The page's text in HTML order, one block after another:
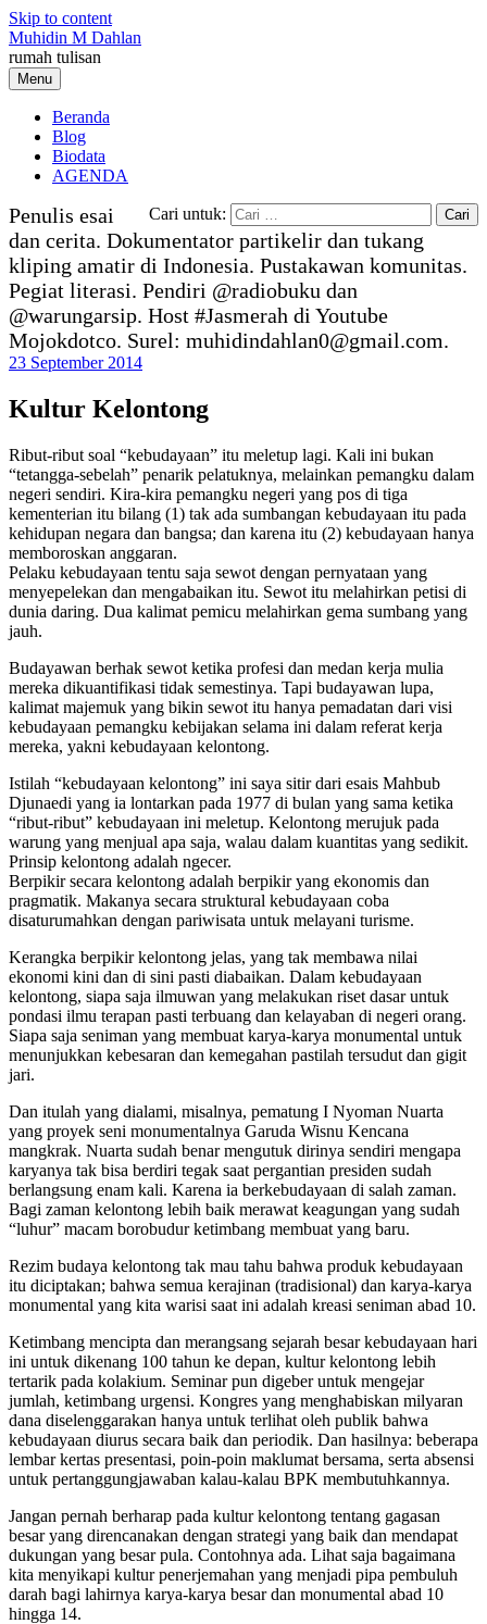
Skip to content
Muhidin M Dahlan
rumah tulisan
Menu
Beranda
Blog
Biodata
AGENDA
Cari untuk:
Penulis esai
dan cerita. Dokumentator partikelir dan tukang
kliping amatir di Indonesia. Pustakawan komunitas.
Pegiat literasi. Pendiri @radiobuku dan
@warungarsip. Host #Jasmerah di Youtube
Mojokdotco. Surel: muhidindahlan0@gmail.com.
23 September 2014
Kultur Kelontong
Ribut-ribut soal “kebudayaan” itu meletup lagi. Kali ini bukan
“tetangga-sebelah” penarik pelatuknya, melainkan pemangku dalam
negeri sendiri. Kira-kira pemangku negeri yang pos di tiga
kementerian itu bilang (1) tak ada sumbangan kebudayaan itu pada
kehidupan negara dan bangsa; dan karena itu (2) kebudayaan hanya
memboroskan anggaran.
Pelaku kebudayaan tentu saja sewot dengan pernyataan yang
menyepelekan dan mengabaikan itu. Sewot itu melahirkan petisi di
dunia daring. Dua kalimat pemicu melahirkan gema sumbang yang
jauh.
Budayawan berhak sewot ketika profesi dan medan kerja mulia
mereka dikuantifikasi tidak semestinya. Tapi budayawan lupa,
kalimat majemuk yang bikin sewot itu hanya pemadatan dari visi
kebudayaan pemangku kebijakan selama ini dalam referat kerja
mereka, yakni kebudayaan kelontong.
Istilah “kebudayaan kelontong” ini saya sitir dari esais Mahbub
Djunaedi yang ia lontarkan pada 1977 di bulan yang sama ketika
“ribut-ribut” kebudayaan ini meletup. Kelontong merujuk pada
warung yang menjual apa saja, walau dalam kuantitas yang sedikit.
Prinsip kelontong adalah ngecer.
Berpikir secara kelontong adalah berpikir yang ekonomis dan
pragmatik. Makanya secara struktural kebudayaan coba
disaturumahkan dengan pariwisata untuk melayani turisme.
Kerangka berpikir kelontong jelas, yang tak membawa nilai
ekonomi kini dan di sini pasti diabaikan. Dalam kebudayaan
kelontong, siapa saja ilmuwan yang melakukan riset dasar untuk
pondasi ilmu terapan pasti terbuang dan kelayaban di negeri orang.
Siapa saja seniman yang membuat karya-karya monumental untuk
menunjukkan kebesaran dan kemegahan pastilah tersudut dan gigit
jari.
Dan itulah yang dialami, misalnya, pematung I Nyoman Nuarta
yang proyek seni monumentalnya Garuda Wisnu Kencana
mangkrak. Nuarta sudah benar mengutuk dirinya sendiri mengapa
karyanya tak bisa berdiri tegak saat pergantian presiden sudah
berlangsung enam kali. Karena ia berkebudayaan di salah zaman.
Bagi zaman kelontong lebih baik merawat keagungan yang sudah
“luhur” macam borobudur ketimbang membuat yang baru.
Rezim budaya kelontong tak mau tahu bahwa produk kebudayaan
itu diciptakan; bahwa semua kerajinan (tradisional) dan karya-karya
monumental yang kita warisi saat ini adalah kreasi seniman abad 10.
Ketimbang mencipta dan merangsang sejarah besar kebudayaan hari
ini untuk dikenang 100 tahun ke depan, kultur kelontong lebih
tertarik pada kolakium. Seminar pun digeber untuk mengejar
jumlah, ketimbang urgensi. Kongres yang menghabiskan milyaran
dana diselenggarakan hanya untuk terlihat oleh publik bahwa
kebudayaan diurus secara baik dan periodik. Dan hasilnya: beberapa
lembar kertas presentasi, poin-poin maklumat bersama, serta absensi
untuk pertanggungjawaban kalau-kalau BPK membutuhkannya.
Jangan pernah berharap pada kultur kelontong tentang gagasan
besar yang direncanakan dengan strategi yang baik dan mendapat
dukungan yang besar pula. Contohnya ada. Lihat saja bagaimana
kita menyikapi kultur penerjemahan yang menjadi pipa pembuluh
darah bagi lahirnya karya-karya besar dan monumental abad 10
hingga 14.